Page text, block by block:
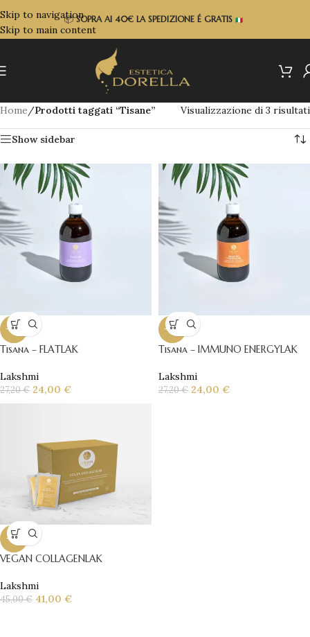
Skip to navigation
Skip to main content
📦 SOPRAAI 40€ LA SPEDIZIONE É GRATIS
Home/Prodotti taggati “Tisane” Visualizzazione di 3 risultati
Show sidebar
-12%
Tisana – FLATLAK
Lakshmi
27,20€ 24,00 €
-12%
Tisana – IMMUNO ENERGYLAK
Lakshmi
27,20€ 24,00 €
-9%
VEGAN COLLAGENLAK
Lakshmi
45,00€ 41,00 €